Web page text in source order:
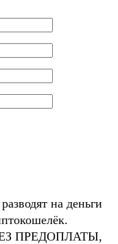
на деньги
ПРЕДОПЛАТЫ,